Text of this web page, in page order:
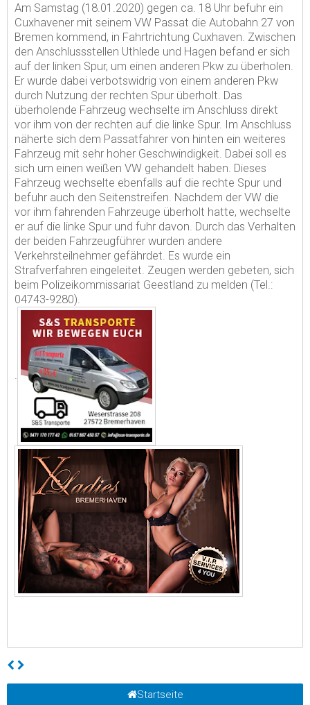
Am Samstag (18.01.2020) gegen ca. 18 Uhr befuhr ein
Cuxhavener mit seinem VW Passat die Autobahn 27 von
Bremen kommend, in Fahrtrichtung Cuxhaven. Zwischen
den Anschlussstellen Uthlede und Hagen befand er sich
auf der linken Spur, um einen anderen Pkw zu überholen.
Er wurde dabei verbotswidrig von einem anderen Pkw
durch Nutzung der rechten Spur überholt. Das
überholende Fahrzeug wechselte im Anschluss direkt
vor ihm von der rechten auf die linke Spur. Im Anschluss
näherte sich dem Passatfahrer von hinten ein weiteres
Fahrzeug mit sehr hoher Geschwindigkeit. Dabei soll es
sich um einen weißen VW gehandelt haben. Dieses
Fahrzeug wechselte ebenfalls auf die rechte Spur und
befuhr auch den Seitenstreifen. Nachdem der VW die
vor ihm fahrenden Fahrzeuge überholt hatte, wechselte
er auf die linke Spur und fuhr davon. Durch das Verhalten
der beiden Fahrzeugführer wurden andere
Verkehrsteilnehmer gefährdet. Es wurde ein
Strafverfahren eingeleitet. Zeugen werden gebeten, sich
beim Polizeikommissariat Geestland zu melden (Tel.:
04743-9280).
.